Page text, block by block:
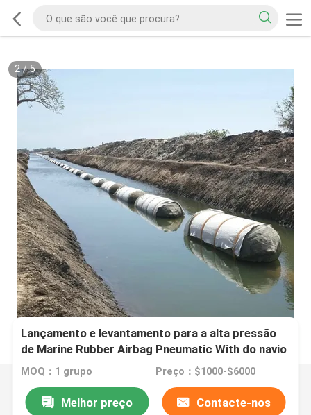
2/5
Lançamento e levantamento para a alta pressão
de Marine Rubber Airbag Pneumatic With do navio
para o navio de carga
MOQ：1 grupo Preço：$1000-$6000
Melhor preço Contacte-nos